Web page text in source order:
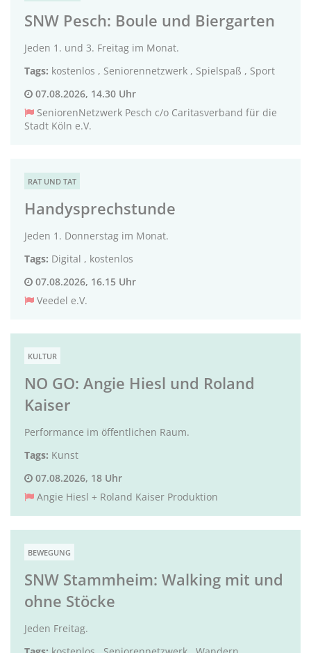
SNW Pesch: Boule und Biergarten
Jeden 1. und 3. Freitag im Monat.
Tags: kostenlos , Seniorennetzwerk , Spielspaß , Sport
07.08.2026, 14.30 Uhr
SeniorenNetzwerk Pesch c/o Caritasverband für die
Stadt Köln e.V.
RAT UND TAT
Handysprechstunde
Jeden 1. Donnerstag im Monat.
Tags: Digital , kostenlos
07.08.2026, 16.15 Uhr
Veedel e.V.
KULTUR
NO GO: Angie Hiesl und Roland
Kaiser
Performance im öffentlichen Raum.
Tags: Kunst
07.08.2026, 18 Uhr
Angie Hiesl + Roland Kaiser Produktion
BEWEGUNG
SNW Stammheim: Walking mit und
ohne Stöcke
Jeden Freitag.